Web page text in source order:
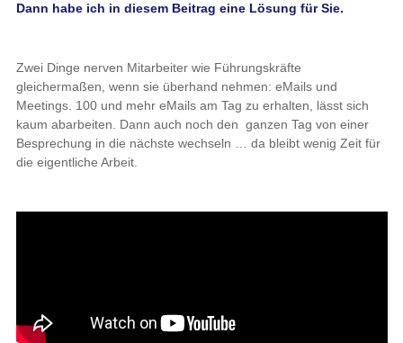
Dann habe ich in diesem Beitrag eine Lösung für Sie.
Zwei Dinge nerven Mitarbeiter wie Führungskräfte
gleichermaßen, wenn sie überhand nehmen: eMails und
Meetings. 100 und mehr eMails am Tag zu erhalten, lässt sich
kaum abarbeiten. Dann auch noch den ganzen Tag von einer
Besprechung in die nächste wechseln … da bleibt wenig Zeit für
die eigentliche Arbeit.